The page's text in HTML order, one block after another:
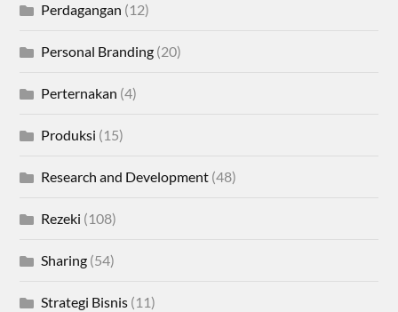
Perdagangan (12)
Personal Branding (20)
Perternakan (4)
Produksi (15)
Research and Development (48)
Rezeki (108)
Sharing (54)
Strategi Bisnis (11)